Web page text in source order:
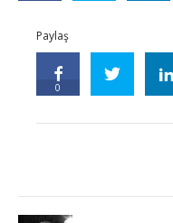
Paylaş
0